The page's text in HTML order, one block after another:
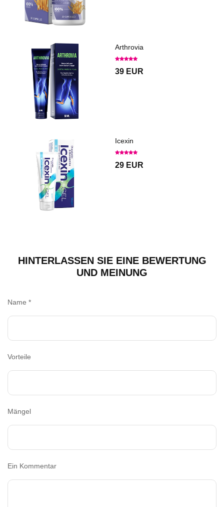
Arthrovia
39 EUR
Icexin
29 EUR
HINTERLASSEN SIE EINE BEWERTUNG
UND MEINUNG
Name *
Vorteile
Mängel
Ein Kommentar